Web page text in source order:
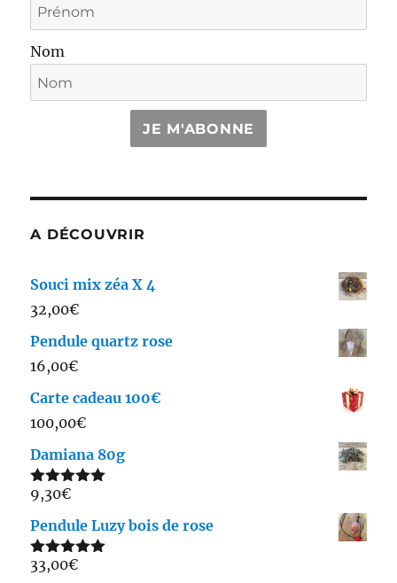
Nom
JE M'ABONNE
A DÉCOUVRIR
Souci mix zéa X 4
32,00€
Pendule quartz rose
16,00€
Carte cadeau 100€
100,00€
Damiana 80g
Note5.00
9,30€
Pendule Luzy bois de rose
Note5.00
33,00€